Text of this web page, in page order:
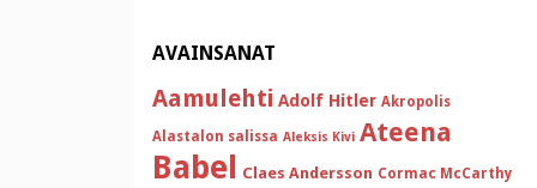
AVAINSANAT
Aamulehti Adolf Hitler Akropolis
Alastalon salissa Aleksis Kivi Ateena
Babel Claes Andersson Cormac McCarthy